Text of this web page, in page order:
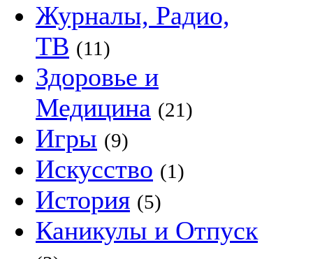
Журналы, Радио,
ТВ (11)
Здоровье и
Медицина (21)
Игры (9)
Искусство (1)
История (5)
Каникулы и Отпуск